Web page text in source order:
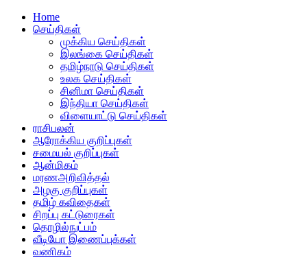
Home
செய்திகள்
முக்கிய செய்திகள்
இலங்கை செய்திகள்
தமிழ்நாடு செய்திகள்
உலக செய்திகள்
சினிமா செய்திகள்
இந்தியா செய்திகள்
விளையாட்டு செய்திகள்
ராசிபலன்
ஆரோக்கிய குறிப்புகள்
சமையல் குறிப்புகள்
ஆன்மிகம்
மரணஅறிவித்தல்
அழகு குறிப்புகள்
தமிழ் கவிதைகள்
சிறப்பு கட்டுரைகள்
தொழில்நுட்பம்
வீடியோ இணைப்புக்கள்
வணிகம்